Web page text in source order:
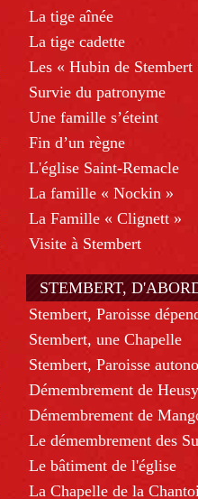
La tige aînée
La tige cadette
Les « Hubin de Stembert
Survie du patronyme
Une famille s’éteint
Fin d’un règne
L'église Saint-Remacle
La famille « Nockin »
La Famille « Clignett »
Visite à Stembert
STEMBERT,
Stembert, Paroisse
Stembert, une Chapelle
Stembert, Paroisse
Démembrement de Heusy
Démembrement de
Le démembrement des
Le bâtiment de l'église
La Chapelle de la